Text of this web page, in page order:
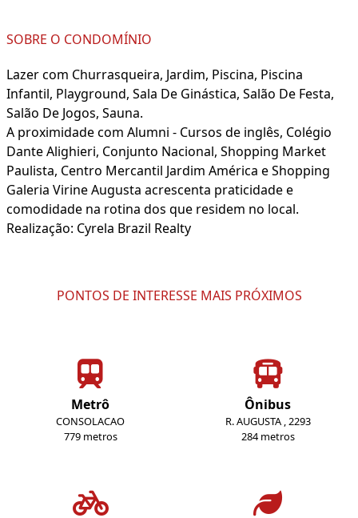
SOBRE O CONDOMÍNIO
Lazer com Churrasqueira, Jardim, Piscina, Piscina
Infantil, Playground, Sala De Ginástica, Salão De Festa,
Salão De Jogos, Sauna.
A proximidade com Alumni - Cursos de inglês, Colégio
Dante Alighieri, Conjunto Nacional, Shopping Market
Paulista, Centro Mercantil Jardim América e Shopping
Galeria Virine Augusta acrescenta praticidade e
comodidade na rotina dos que residem no local.
Realização: Cyrela Brazil Realty
PONTOS DE INTERESSE MAIS PRÓXIMOS
Metrô
CONSOLACAO
779 metros
Ônibus
R. AUGUSTA , 2293
284 metros